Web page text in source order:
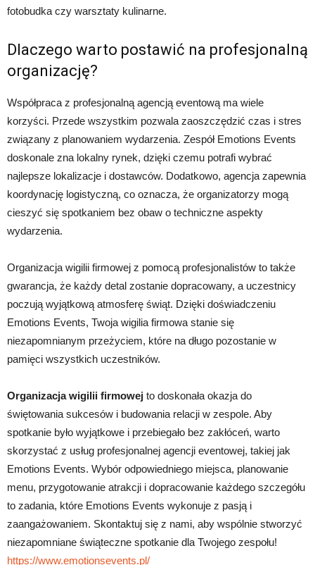
fotobudka czy warsztaty kulinarne.
Dlaczego warto postawić na profesjonalną
organizację?
Współpraca z profesjonalną agencją eventową ma wiele
korzyści. Przede wszystkim pozwala zaoszczędzić czas i stres
związany z planowaniem wydarzenia. Zespół Emotions Events
doskonale zna lokalny rynek, dzięki czemu potrafi wybrać
najlepsze lokalizacje i dostawców. Dodatkowo, agencja zapewnia
koordynację logistyczną, co oznacza, że organizatorzy mogą
cieszyć się spotkaniem bez obaw o techniczne aspekty
wydarzenia.
Organizacja wigilii firmowej z pomocą profesjonalistów to także
gwarancja, że każdy detal zostanie dopracowany, a uczestnicy
poczują wyjątkową atmosferę świąt. Dzięki doświadczeniu
Emotions Events, Twoja wigilia firmowa stanie się
niezapomnianym przeżyciem, które na długo pozostanie w
pamięci wszystkich uczestników.
Organizacja wigilii firmowej to doskonała okazja do
świętowania sukcesów i budowania relacji w zespole. Aby
spotkanie było wyjątkowe i przebiegało bez zakłóceń, warto
skorzystać z usług profesjonalnej agencji eventowej, takiej jak
Emotions Events. Wybór odpowiedniego miejsca, planowanie
menu, przygotowanie atrakcji i dopracowanie każdego szczegółu
to zadania, które Emotions Events wykonuje z pasją i
zaangażowaniem. Skontaktuj się z nami, aby wspólnie stworzyć
niezapomniane świąteczne spotkanie dla Twojego zespołu!
https://www.emotionsevents.pl/